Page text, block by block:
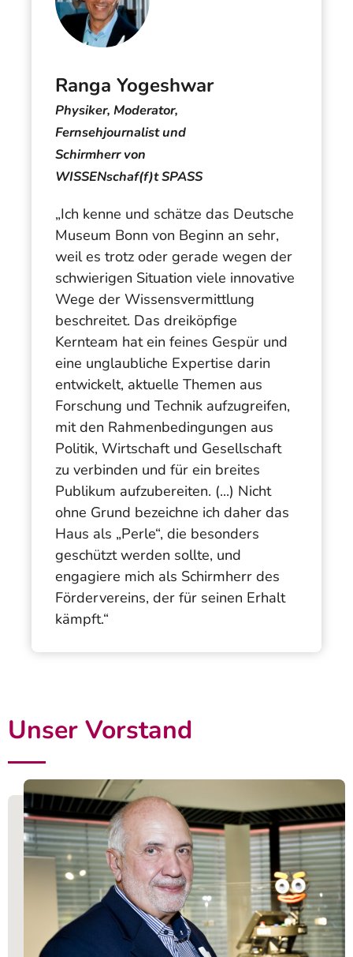
Ranga Yogeshwar
Physiker, Moderator,
Fernsehjournalist und
Schirmherr von
WISSENschaf(f)t SPASS
„Ich kenne und schätze das Deutsche
Museum Bonn von Beginn an sehr,
weil es trotz oder gerade wegen der
schwierigen Situation viele innovative
Wege der Wissensvermittlung
beschreitet. Das dreiköpfige
Kernteam hat ein feines Gespür und
eine unglaubliche Expertise darin
entwickelt, aktuelle Themen aus
Forschung und Technik aufzugreifen,
mit den Rahmenbedingungen aus
Politik, Wirtschaft und Gesellschaft
zu verbinden und für ein breites
Publikum aufzubereiten. (...) Nicht
ohne Grund bezeichne ich daher das
Haus als „Perle“, die besonders
geschützt werden sollte, und
engagiere mich als Schirmherr des
Fördervereins, der für seinen Erhalt
kämpft.“
Unser Vorstand